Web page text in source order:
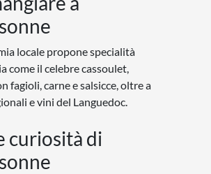
locale propone specialità
come il celebre cassoulet,
fagioli, carne e salsicce, oltre a
e vini del Languedoc.
curiosità di